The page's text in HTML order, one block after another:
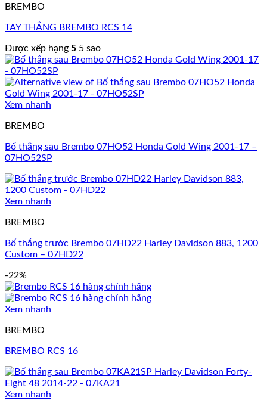
BREMBO
TAY THẮNG BREMBO RCS 14
Được xếp hạng 5 5 sao
Xem nhanh
BREMBO
Bố thắng sau Brembo 07HO52 Honda Gold Wing 2001-17 –
07HO52SP
Xem nhanh
BREMBO
Bố thắng trước Brembo 07HD22 Harley Davidson 883, 1200
Custom – 07HD22
-22%
Xem nhanh
BREMBO
BREMBO RCS 16
Xem nhanh